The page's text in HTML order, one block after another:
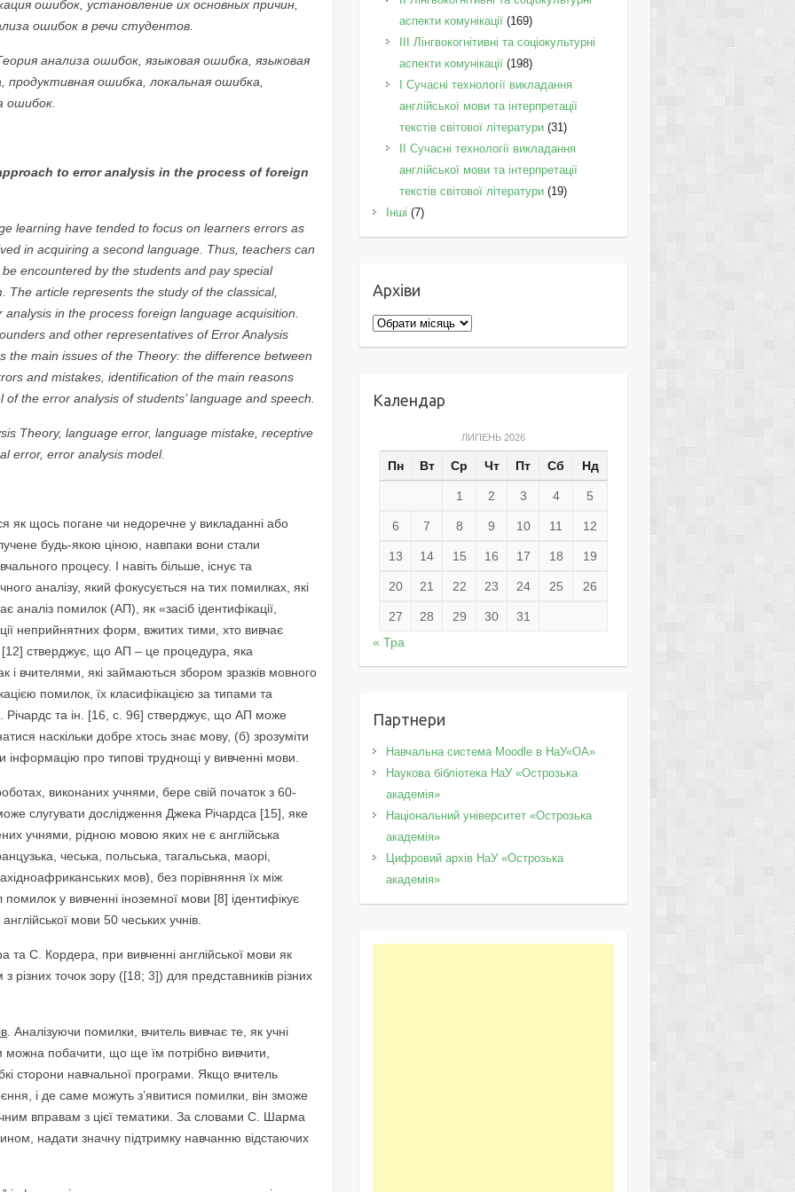
ошибок, установление их основных причин,
ошибок в речи студентов.
анализа ошибок, языковая ошибка, языковая
ошибка, локальная ошибка,
ошибок.
to error analysis in the process of foreign
learning have tended to focus on learners errors as
in acquiring a second language. Thus, teachers can
encountered by the students and pay special
The article represents the study of the classical,
in the process foreign language acquisition.
and other representatives of Error Analysis
the main issues of the Theory: the difference between
and mistakes, identification of the main reasons
the error analysis of students’ language and speech.
Theory, language error, language mistake, receptive
error, error analysis model.
як щось погане чи недоречне у викладанні або
будь-якою ціною, навпаки вони стали
процесу. І навіть більше, існує та
аналізу, який фокусується на тих помилках, які
аналіз помилок (АП), як «засіб ідентифікації,
неприйнятних форм, вжитих тими, хто вивчає
стверджує, що АП – це процедура, яка
і вчителями, які займаються збором зразків мовного
помилок, їх класифікацією за типами та
Річардс та ін. [16, c. 96] стверджує, що АП може
наскільки добре хтось знає мову, (б) зрозуміти
про типові труднощі у вивченні мови.
виконаних учнями, бере свій початок з 60-
слугувати дослідження Джека Річардса [15], яке
учнями, рідною мовою яких не є англійська
чеська, польська, тагальська, маорі,
мов), без порівняння їх між
у вивченні іноземної мови [8] ідентифікує
мови 50 чеських учнів.
та С. Кордера, при вивченні англійської мови як
різних точок зору ([18; 3]) для представників різних
. Аналізуючи помилки, вчитель вивчає те, як учні
можна побачити, що ще їм потрібно вивчити,
сторони навчальної програми. Якщо вчитель
і де саме можуть з’явитися помилки, він зможе
вправам з цієї тематики. За словами C. Шарма
надати значну підтримку навчанню відстаючих
аспекти комунікації(169)
IІI Лінгвокогнітивні та соціокультурні
аспекти комунікації(198)
I Cучасні технології викладання
англійської мови та інтерпретації
текстів світової літератури(31)
II Cучасні технології викладання
англійської мови та інтерпретації
текстів світової літератури(19)
Інші (7)
Архіви
Архіви
Календар
ЛИПЕНЬ 2026
Пн Вт Ср Чт Пт Сб Нд
1 2 3 4 5
6 7 8 9 10 11 12
13 14 15 16 17 18 19
20 21 22 23 24 25 26
27 28 29 30
31
« Тра
Партнери
Навчальна система Moodle в НаУ«ОА»
Наукова бібліотека НаУ «Острозька
академія»
Національний університет «Острозька
академія»
Цифровий архів НаУ «Острозька
академія»